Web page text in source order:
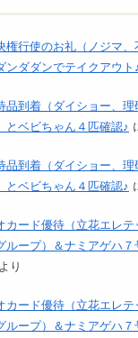
権行使のお礼（ノジマ
ンダダンでテイクアウト
品到着（ダイショー、
とベビちゃん４匹確認♪
品到着（ダイショー、
とベビちゃん４匹確認♪
カード優待（立花エレ
ループ）＆ナミアゲハ７
より
カード優待（立花エレ
ループ）＆ナミアゲハ７